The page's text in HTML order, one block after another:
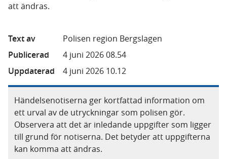
att ändras.
Text av
Polisen region Bergslagen
Publicerad
4 juni 2026 08.54
Uppdaterad
4 juni 2026 10.12
Händelsenotiserna ger kortfattad information om
ett urval av de utryckningar som polisen gör.
Observera att det är inledande uppgifter som ligger
till grund för notiserna. Det betyder att uppgifterna
kan komma att ändras.